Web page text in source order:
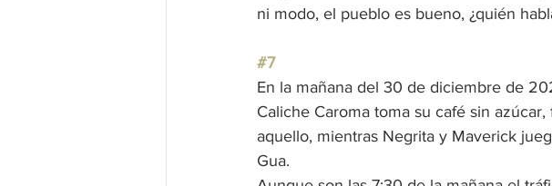
ni modo, el pueblo es bueno, ¿quién
#7
En la mañana del 30 de diciembre de
Caliche Caroma toma su café sin
aquello, mientras Negrita y Maverick
Gua.